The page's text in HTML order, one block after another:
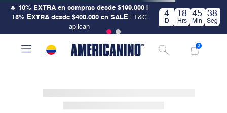
🔥 10% EXTRA en compras desde $199.000 |
15% EXTRA desde $400.000 en SALE| T&C
aplican
4
D
18
Hrs
45
Min
37
Seg
0